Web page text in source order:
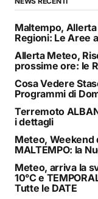
Maltempo, Allerta
Regioni: Le Aree
Allerta Meteo,
prossime ore: le
Cosa Vedere
Programmi di
Terremoto
i dettagli
Meteo, Weekend
MALTEMPO: la
Meteo, arriva la
10°C e
Tutte le DATE